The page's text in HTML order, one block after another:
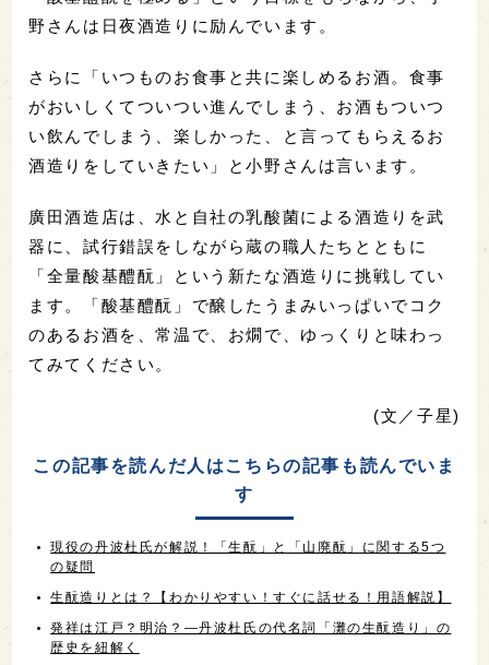
野さんは日夜酒造りに励んでいます。
さらに「いつものお食事と共に楽しめるお酒。食事
がおいしくてついつい進んでしまう、お酒もついつ
い飲んでしまう、楽しかった、と言ってもらえるお
酒造りをしていきたい」と小野さんは言います。
廣田酒造店は、水と自社の乳酸菌による酒造りを武
器に、試行錯誤をしながら蔵の職人たちとともに
「全量酸基醴酛」という新たな酒造りに挑戦してい
ます。「酸基醴酛」で醸したうまみいっぱいでコク
のあるお酒を、常温で、お燗で、ゆっくりと味わっ
てみてください。
(文／子星)
この記事を読んだ人はこちらの記事も読んでいま
す
現役の丹波杜氏が解説！「生酛」と「山廃酛」に関する5つ
の疑問
生酛造りとは？【わかりやすい！すぐに話せる！用語解説】
発祥は江戸？明治？―丹波杜氏の代名詞「灘の生酛造り」の
歴史を紐解く